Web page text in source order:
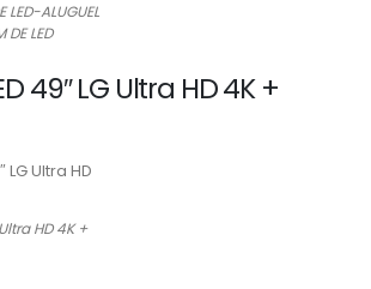
LED-ALUGUEL
DE LED
49″ LG Ultra HD 4K +
HD 4K +